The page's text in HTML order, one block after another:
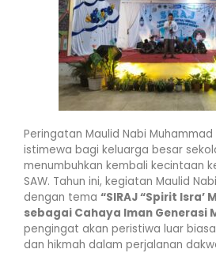
Peringatan Maulid Nabi
istimewa bagi keluarga besar
menumbuhkan kembali kecintaan
SAW. Tahun ini, kegiatan Maulid
dengan tema “SIRAJ “Spirit Isra’
sebagai Cahaya Iman Generasi
pengingat akan peristiwa luar
dan hikmah dalam perjalanan